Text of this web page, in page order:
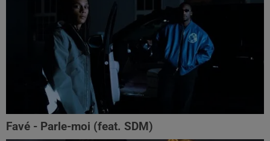
Favé - Parle-moi (feat. SDM)